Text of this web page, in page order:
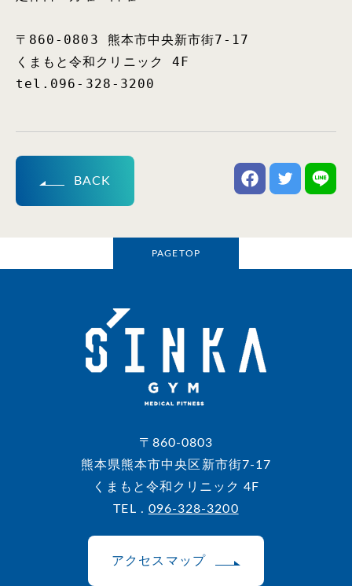
〒860-0803 熊本市中央新市街7-17
くまもと令和クリニック 4F
tel.096-328-3200
BACK
〒860-0803
熊本県熊本市中央区新市街7-17
くまもと令和クリニック 4F
TEL . 096-328-3200
アクセスマップ
PAGETOP